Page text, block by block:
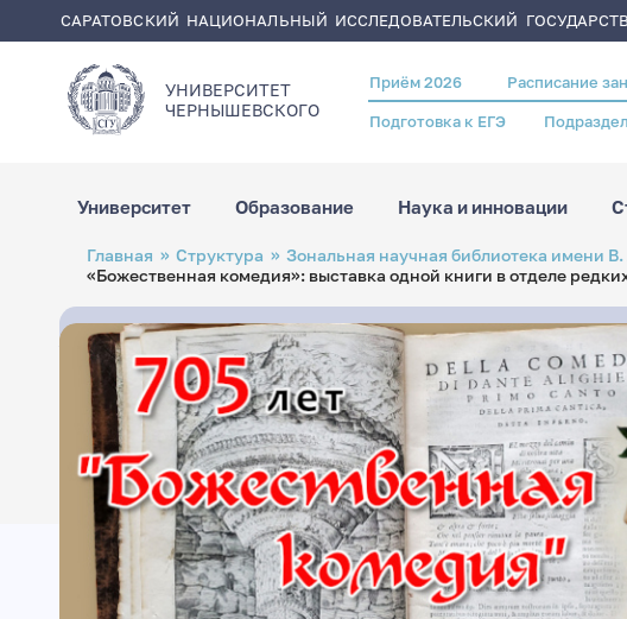
САРАТОВСКИЙ НАЦИОНАЛЬНЫЙ ИССЛЕДОВАТЕЛЬСКИЙ
УНИВЕРСИТЕТ
ЧЕРНЫШЕВСКОГO
Header
menu
Приём 2026 Расписание
Подготовка к ЕГЭ
Университет Образование Наука и инновации
Строка
навигации
Главная Структура Зональная научная библиотека имени
«Божественная комедия»: выставка одной книги в отделе